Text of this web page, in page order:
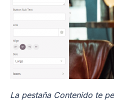
La pestaña Contenido te